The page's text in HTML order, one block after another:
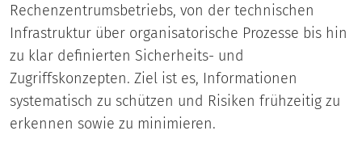
Rechenzentrumsbetriebs, von der technischen
Infrastruktur über organisatorische Prozesse bis hin
zu klar definierten Sicherheits- und
Zugriffskonzepten. Ziel ist es, Informationen
systematisch zu schützen und Risiken frühzeitig zu
erkennen sowie zu minimieren.